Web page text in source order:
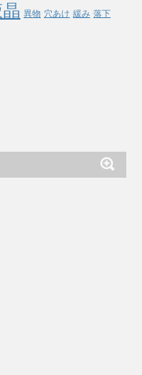
異物 穴あけ 緩み 落下